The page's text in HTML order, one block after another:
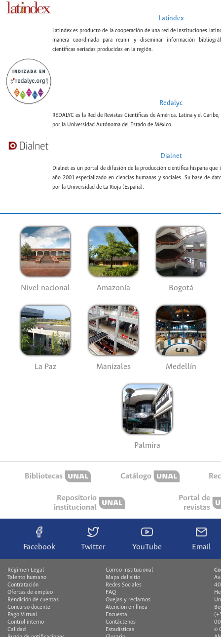
Latindex
Latindex es producto de la cooperación de una red de instituciones
manera coordinada para reunir y diseminar información
científicas seriadas producidas en la región.
Redalyc
REDALYC es la Red de Revistas Científicas de América. Latina y el
por la Universidad Autónoma del Estado de México.
Dialnet
Dialnet es un portal de difusión de la producción científica hispana
año 2001 especializado en ciencias humanas y sociales. Su base de
por la Universidad de La Rioja (España).
Nivel nacional Amazonía Bogotá
La Paz Manizales Medellín
Palmira
Bibliotecas Catálogo
Repositorio
institucional
Portal de
revistas
Facebook Twitter YouTube Email
Régimen Legal
Talento humano
Contratación
Ofertas de empleo
Rendición de cuentas
Concurso docente
Pago Virtual
Control interno
Calidad
Correo institucional
Mapa del sitio
Redes Sociales
FAQ
Quejas y reclamos
Atención en línea
Encuesta
Contáctenos
Estadísticas
©